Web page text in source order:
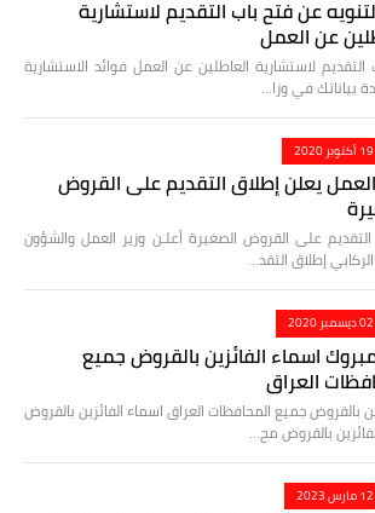
عن فتح باب التقديم لاستشارية
عن العمل
لاستشارية العاطلين عن العمل فوائد الاستشارية
في وزا…
19 أكتوبر 2020
يعلن إطلاق التقديم على القروض
على القروض الصغيرة أعلـن وزير العمل والشؤون
إطلاق التقد…
02 ديسمبر 2020
اسماء الفائزين بالقروض جميع
العراق
بالقروض جميع المحافظات العراق اسماء الفائزين بالقروض
بالقروض مح…
12 مارس 2023